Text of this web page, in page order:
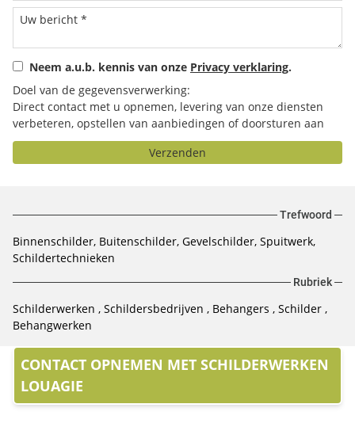
Neem a.u.b. kennis van onze Privacy verklaring.
Doel van de gegevensverwerking:
Direct contact met u opnemen, levering van onze diensten
verbeteren, opstellen van aanbiedingen of doorsturen aan
het door u geselecteerde bedrijf.
Verzenden
Trefwoord
Binnenschilder Buitenschilder Gevelschilder Spuitwerk
Schildertechnieken
Rubriek
Schilderwerken Schildersbedrijven Behangers
Schilder
Behangwerken
CONTACT OPNEMEN MET SCHILDERWERKEN
LOUAGIE